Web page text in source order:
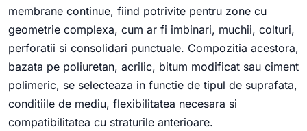
membrane continue, fiind potrivite pentru zone cu
geometrie complexa, cum ar fi imbinari, muchii, colturi,
perforatii si consolidari punctuale. Compozitia acestora,
bazata pe poliuretan, acrilic, bitum modificat sau ciment
polimeric, se selecteaza in functie de tipul de suprafata,
conditiile de mediu, flexibilitatea necesara si
compatibilitatea cu straturile anterioare.